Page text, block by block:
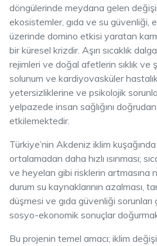
döngülerinde meydana gelen
ekosistemler, gıda ve su güvenliği,
üzerinde domino etkisi yaratan
bir küresel krizdir. Aşırı sıcaklık
rejimleri ve doğal afetlerin sıklık ve
solunum ve kardiyovasküler
yetersizliklerine ve psikolojik
yelpazede insan sağlığını
etkilemektedir.
Türkiye’nin Akdeniz iklim
ortalamadan daha hızlı ısınması;
ve heyelan gibi risklerin artmasına
durum su kaynaklarının azalması,
düşmesi ve gıda güvenliği
sosyo-ekonomik sonuçlar
Bu projenin temel amacı; iklim